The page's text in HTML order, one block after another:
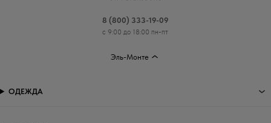
8 (800) 333-19-09
с 9:00 до 18:00 пн-пт
Эль-Монте
ОДЕЖДА